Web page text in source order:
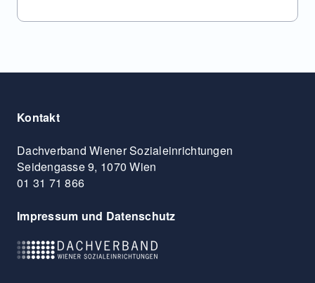
Kontakt
Dachverband Wiener Sozialeinrichtungen
Seidengasse 9, 1070 Wien
01 31 71 866
Impressum und Datenschutz